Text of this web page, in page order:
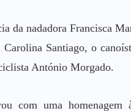
da nadadora Francisca
Santiago, o
António Morgado.
com uma homenagem